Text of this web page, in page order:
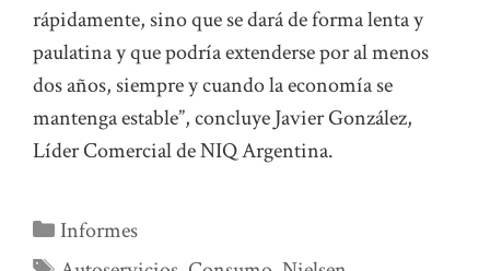
rápidamente, sino que se dará de forma lenta y
paulatina y que podría extenderse por al menos
dos años, siempre y cuando la economía se
mantenga estable”, concluye Javier González,
Líder Comercial de NIQ Argentina.
Categorías
Informes